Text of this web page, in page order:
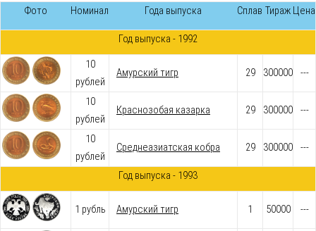
Фото Номинал Года выпуска Сплав Тираж Цена
Год выпуска - 1992
10
рублей
Амурский тигр 29 300000 ---
10
рублей
Краснозобая казарка 29 300000 ---
10
рублей
Среднеазиатская кобра 29 300000 ---
Год выпуска - 1993
1 рубль Амурский тигр 1 50000 ---